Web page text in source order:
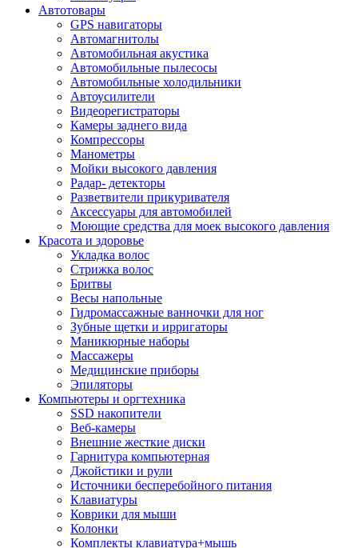
Автотовары
GPS навигаторы
Автомагнитолы
Автомобильная акустика
Автомобильные пылесосы
Автомобильные холодильники
Автоусилители
Видеорегистраторы
Камеры заднего вида
Компрессоры
Манометры
Мойки высокого давления
Радар- детекторы
Разветвители прикуривателя
Аксессуары для автомобилей
Моющие средства для моек высокого давления
Красота и здоровье
Укладка волос
Стрижка волос
Бритвы
Весы напольные
Гидромассажные ванночки для ног
Зубные щетки и ирригаторы
Маникюрные наборы
Массажеры
Медицинские приборы
Эпиляторы
Компьютеры и оргтехника
SSD накопители
Веб-камеры
Внешние жесткие диски
Гарнитура компьютерная
Джойстики и рули
Источники бесперебойного питания
Клавиатуры
Коврики для мыши
Колонки
Комплекты клавиатура+мышь